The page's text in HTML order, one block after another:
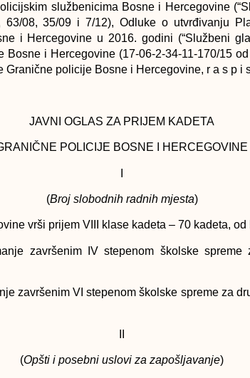
službenicima Bosne i Hercegovine
63/08, 35/09 i 7/12), Odluke o utvrđivanju
i Hercegovine u 2016. godini (“Službeni
Bosne i Hercegovine (17-06-2-34-11-170/15
Granične policije Bosne i Hercegovine, r a s p i
JAVNI OGLAS ZA PRIJEM KADETA
POLICIJE BOSNE I HERCEGOVINE
(Broj slobodnih radnih mjesta)
vrši prijem VIII klase kadeta – 70 kadeta, od
završenim IV stepenom školske
završenim VI stepenom školske spreme za
(Opšti i posebni uslovi za zapošljavanje)